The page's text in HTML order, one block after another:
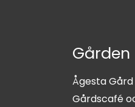
Gården
Ågesta Gård
Gårdscafé